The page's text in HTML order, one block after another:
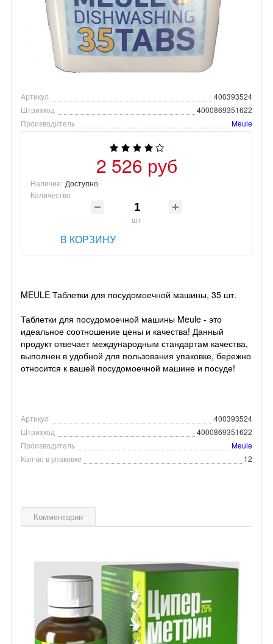
Артикул
400393524
Штрихкод
4000869351622
Производитель
Meule
2 526 руб
Наличие: Доступно
Количество
шт
В КОРЗИНУ
MEULE Таблетки для посудомоечной машины, 35 шт.
Таблетки для посудомоечной машины Meule - это
идеальное соотношение цены и качества! Данный
продукт отвечает международным стандартам качества,
выполнен в удобной для пользования упаковке, бережно
относится к вашей посудомоечной машине и посуде!
Артикул
400393524
Штрихкод
4000869351622
Производитель
Meule
Кол-во в упаковке
12
Комментарии